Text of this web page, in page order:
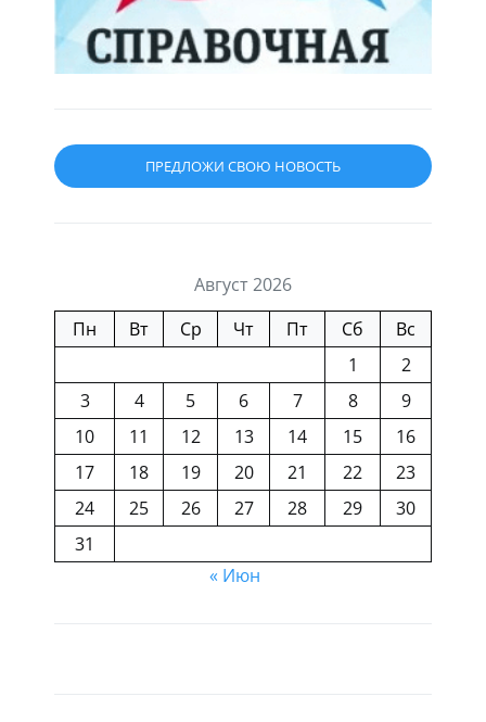
ПРЕДЛОЖИ СВОЮ НОВОСТЬ
Август 2026
Пн
Вт Ср Чт Пт Сб
Вс
1
2
3
4 5 6 7 8
9
10
11 12 13 14 15
16
17
18 19 20 21 22
23
24
25 26 27 28 29
30
31
« Июн